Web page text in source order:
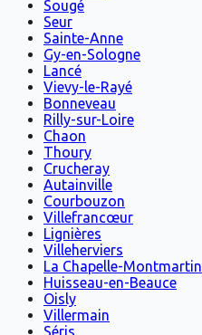
Sougé
Seur
Sainte-Anne
Gy-en-Sologne
Lancé
Vievy-le-Rayé
Bonneveau
Rilly-sur-Loire
Chaon
Thoury
Crucheray
Autainville
Courbouzon
Villefrancœur
Lignières
Villeherviers
La Chapelle-Montmartin
Huisseau-en-Beauce
Oisly
Villermain
Séris